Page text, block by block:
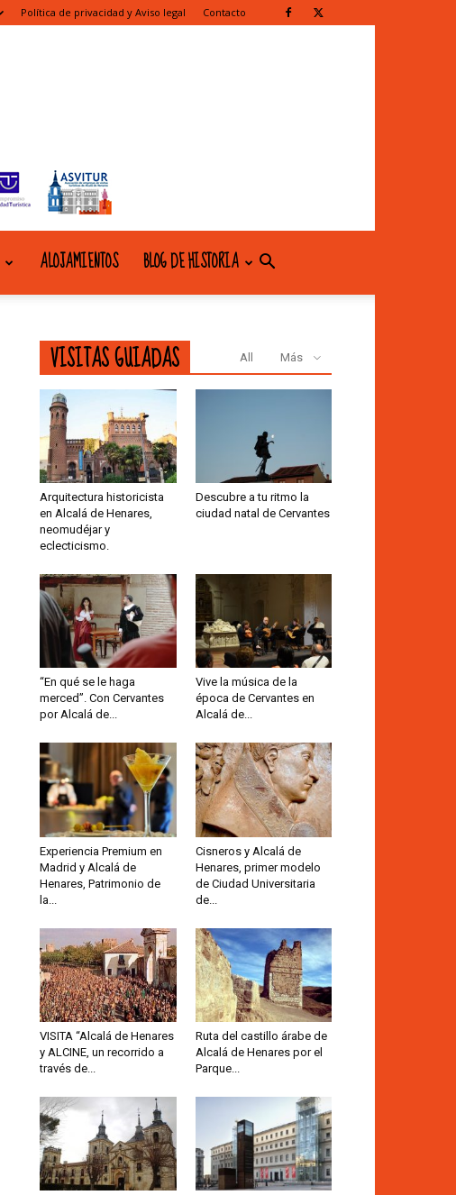
Política de privacidad y Aviso legal Contacto
ALOJAMIENTOS BLOG DE HISTORIA
VISITAS GUIADAS All Más
Arquitectura historicista
en Alcalá de Henares,
neomudéjar y
eclecticismo.
Descubre a tu ritmo la
ciudad natal de Cervantes
“En qué se le haga
merced”. Con Cervantes
por Alcalá de...
Vive la música de la
época de Cervantes en
Alcalá de...
Experiencia Premium en
Madrid y Alcalá de
Henares, Patrimonio de
la...
Cisneros y Alcalá de
Henares, primer modelo
de Ciudad Universitaria
de...
VISITA “Alcalá de Henares
y ALCINE, un recorrido a
través de...
Ruta del castillo árabe de
Alcalá de Henares por el
Parque...